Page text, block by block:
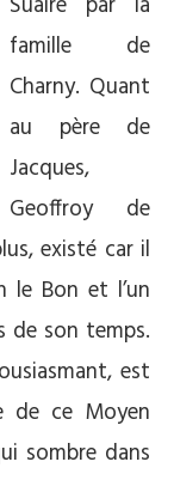
famille de
Charny. Quant
au père de
Jacques,
Geoffroy de
existé car il
le Bon et l’un
de son temps.
est
de ce Moyen
sombre dans